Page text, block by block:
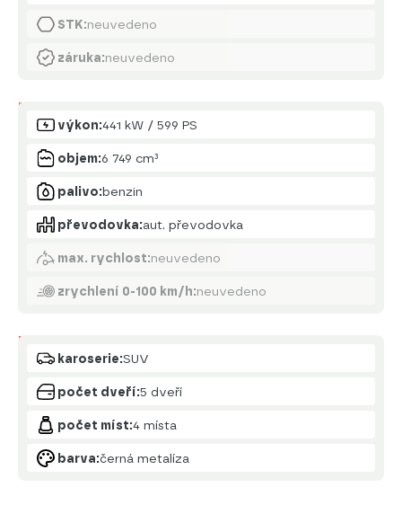
STK:neuvedeno
záruka:neuvedeno
Motor
výkon:441 kW / 599 PS
objem:6 749 cm³
palivo:benzin
převodovka:aut. převodovka
max. rychlost:neuvedeno
zrychlení 0-100 km/h:neuvedeno
Karoserie
karoserie:SUV
počet dveří:5 dveří
počet míst:4 místa
barva:černá metalíza